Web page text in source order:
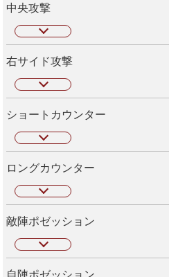
中央攻撃
右サイド攻撃
ショートカウンター
ロングカウンター
敵陣ポゼッション